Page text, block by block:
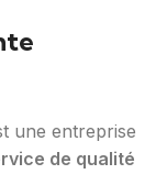
une entreprise
de qualité